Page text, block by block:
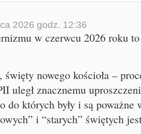
2026 godz. 12:36
w czerwcu 2026 roku
nowego kościoła –
uległ znacznemu
do których były i są poważne
i “starych” świętych